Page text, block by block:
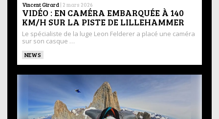
Vincent Girard | 2 mars 2026
VIDÉO : EN CAMÉRA EMBARQUÉE À 140
KM/H SUR LA PISTE DE LILLEHAMMER
Le spécialiste de la luge Leon Felderer a placé une caméra
sur son casque …
NEWS